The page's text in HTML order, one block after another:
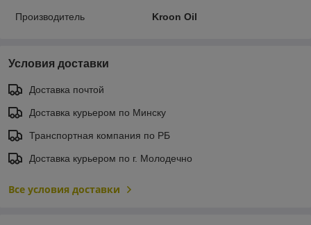
Производитель Kroon Oil
Условия доставки
Доставка почтой
Доставка курьером по Минску
Транспортная компания по РБ
Доставка курьером по г. Молодечно
Все условия доставки